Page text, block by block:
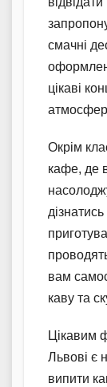
смачні
цікаві
Окрім
кафе, де
вам
каву та
Цікавим
Львові є
випити